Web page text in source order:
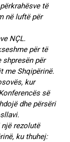
të
në luftë për
NÇL.
për të
shpresën për
me Shqipërinë.
kur
së
dhe përsëri
rezolutë
ku thuhej: